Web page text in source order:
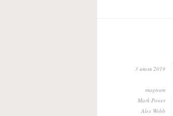
3 июля 2019
magnum
Mark Power
Alex Webb